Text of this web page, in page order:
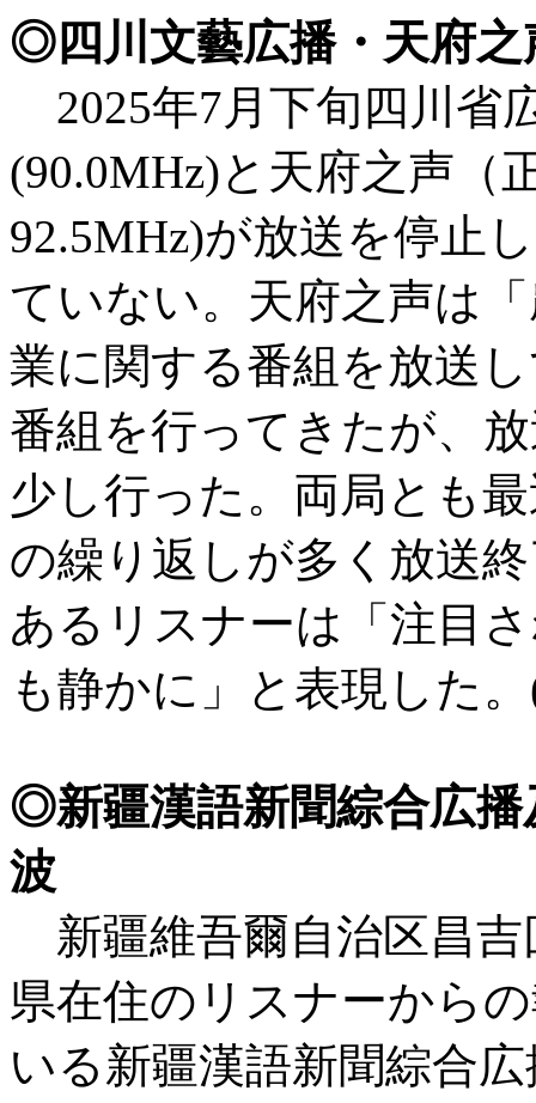
◎四川文藝広播・天府之
2025年7月下旬四川省
(90.0MHz)と天府之声（
92.5MHz)が放送を停止
ていない。天府之声は
業に関する番組を放送
番組を行ってきたが、
少し行った。両局とも
の繰り返しが多く放送
あるリスナーは「注目
も静かに」と表現した
◎新疆漢語新聞綜合広播
波
新疆維吾爾自治区昌吉
県在住のリスナーから
いる新疆漢語新聞綜合